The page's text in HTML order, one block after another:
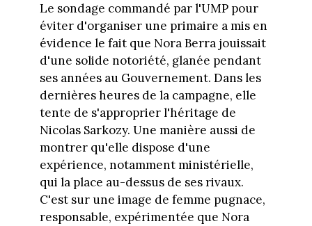
Le sondage commandé par l'UMP pour
éviter d'organiser une primaire a mis en
évidence le fait que Nora Berra jouissait
d'une solide notoriété, glanée pendant
ses années au Gouvernement. Dans les
dernières heures de la campagne, elle
tente de s'approprier l'héritage de
Nicolas Sarkozy. Une manière aussi de
montrer qu'elle dispose d'une
expérience, notamment ministérielle,
qui la place au-dessus de ses rivaux.
C'est sur une image de femme pugnace,
responsable, expérimentée que Nora